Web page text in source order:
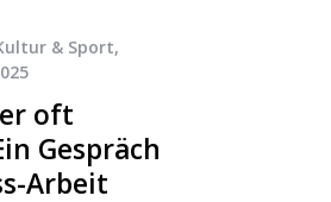
& Sport,
oft
Gespräch
Arbeit